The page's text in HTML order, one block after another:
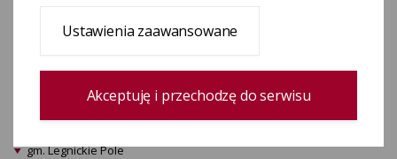
ZAŁĄCZNIKI
gm. Legnickie Pole
Ustawienia zaawansowane
Akceptuję i przechodzę do serwisu